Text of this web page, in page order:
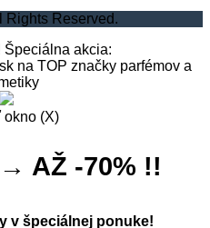
Rights Reserved.
Špeciálna akcia:
na TOP značky parfémov a
(X)
AŽ -70% !!
v špeciálnej ponuke!